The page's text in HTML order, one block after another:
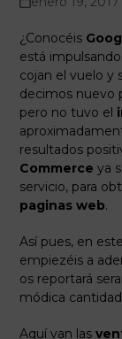
¿Conocéis
está impulsando
cojan el vuelo y
decimos nuevo
pero no tuvo el
resultados
Commerce ya
servicio, para
paginas web.
Así pues, en
empiezéis a
os reportará
módica
Aquí van las